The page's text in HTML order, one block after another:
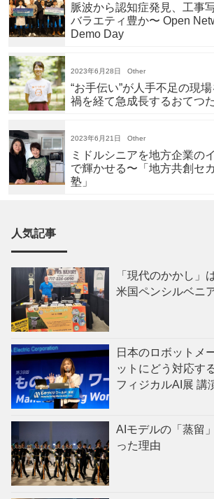
脈波から認知症発見、工事
バラエティ豊か〜 Open
Demo Day
2023年6月28日 Other
“お手伝い”が人手不足の現
禍を経て急成長するおてつ
2023年6月21日 Other
ミドルシニアを地方企業の
で輝かせる〜「地方共創セ
塾」
人気記事
「現代のかかし
米国ペンシルベニ
日本のロボットメ
ットにどう対応す
フィジカルAI展 講
AIモデルの「蒸留
った理由